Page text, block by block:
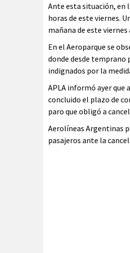
Ante esta situación, en
horas de este viernes.
mañana de este
En el Aeroparque se
donde desde
indignados por la
APLA informó ayer que
concluido el plazo de
paro que obligó a
Aerolíneas Argentinas
pasajeros ante la